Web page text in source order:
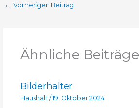
← Vorheriger Beitrag
Ähnliche Beiträge
Bilderhalter
Haushalt/ 19. Oktober 2024